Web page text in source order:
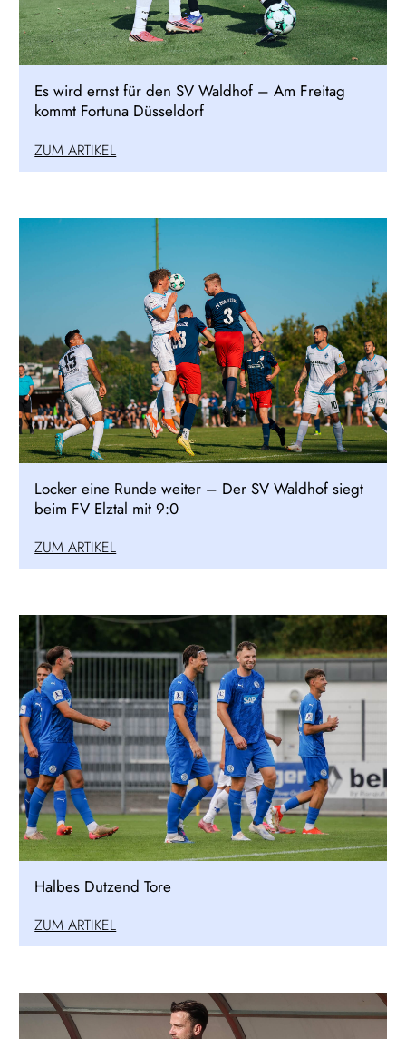
Es wird ernst für den SV Waldhof – Am Freitag
kommt Fortuna Düsseldorf
ZUM ARTIKEL
Locker eine Runde weiter – Der SV Waldhof siegt
beim FV Elztal mit 9:0
ZUM ARTIKEL
Halbes Dutzend Tore
ZUM ARTIKEL